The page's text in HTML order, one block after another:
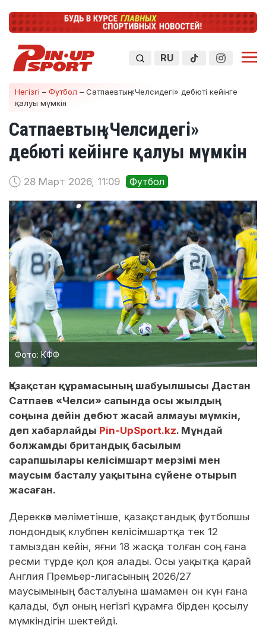
RU
Негізгі – Футбол – Сатпаевтың «Челсидегі» дебюті кейінге
қалуы мүмкін
Сатпаевтың «Челсидегі»
дебюті кейінге қалуы мүмкін
28 Март 2026, 11:09 Футбол
Фото: КФФ
Қазақстан құрамасының шабуылшысы Дастан
Сатпаев «Челси» сапында осы жылдың
соңына дейін дебют жасай алмауы мүмкін,
деп хабарлайды Pin-UpSport.kz. Мұндай
болжамды британдық басылым
сарапшылары келісімшарт мерзімі мен
маусым басталу уақытына сүйене отырып
жасаған.
Дереккөз мәліметінше, қазақстандық футболшы
лондондық клубпен келісімшартқа тек 12
тамыздан кейін, яғни 18 жасқа толған соң ғана
ресми түрде қол қоя алады. Осы уақытқа қарай
Англия Премьер-лигасының 2026/27
маусымының басталуына шамамен он күн ғана
қалады, бұл оның негізгі құрамға бірден қосылу
мүмкіндігін шектейді.